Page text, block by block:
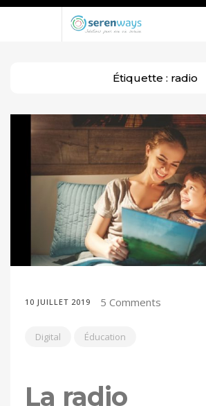
Étiquette : radio
10 JUILLET 2019 5 Comments
Digital Éducation
La radio